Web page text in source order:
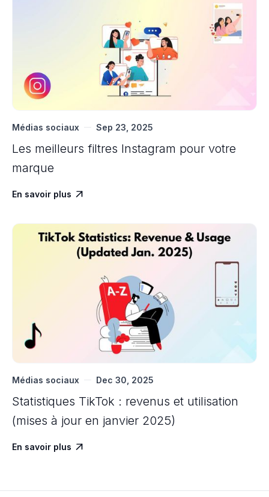
Médias sociaux Sep 23, 2025
Les meilleurs filtres Instagram pour votre
marque
En savoir plus 
Médias sociaux Dec 30, 2025
Statistiques TikTok : revenus et utilisation
(mises à jour en janvier 2025)
En savoir plus 